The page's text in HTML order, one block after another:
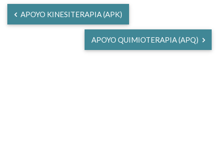
APOYO KINESITERAPIA (APK)
APOYO QUIMIOTERAPIA (APQ)